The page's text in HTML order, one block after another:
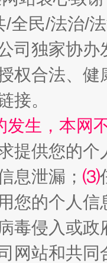
/全民/法治/
司独家协
权合法、
接。
发生，本网
提供您的个
息泄漏； ⑶
您的个人
毒侵入或
网站和共